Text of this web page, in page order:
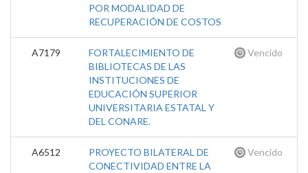
POR MODALIDAD DE
RECUPERACIÓN DE COSTOS
A7179
FORTALECIMIENTO DE
BIBLIOTECAS DE LAS
INSTITUCIONES DE
EDUCACIÓN SUPERIOR
UNIVERSITARIA ESTATAL Y
DEL CONARE.
Vencido
A6512
PROYECTO BILATERAL DE
CONECTIVIDAD ENTRE LA
Vencido